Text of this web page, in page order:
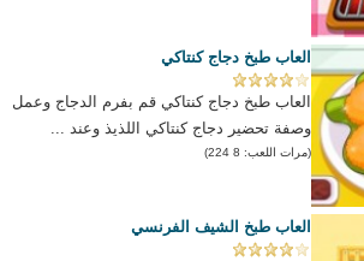
العاب طبخ دجاج كنتاكي
العاب طبخ دجاج كنتاكي قم بفرم الدجاج وعمل
وصفة تحضير دجاج كنتاكي اللذيذ وعند ...
(مرات اللعب: 8 224)
العاب طبخ الشيف الفرنسي